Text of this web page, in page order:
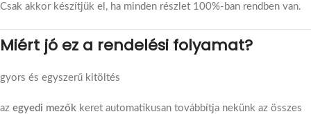
Csak akkor készítjük el, ha minden részlet 100%-ban rendben van.
Miért jó ez a rendelési folyamat?
gyors és egyszerű kitöltés
az egyedi mezők keret automatikusan továbbítja nekünk az összes